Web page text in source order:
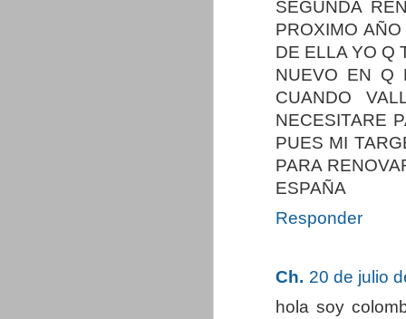
SEGUNDA
PROXIMO
DE ELLA YO Q
NUEVO EN Q
CUANDO
NECESITARE
PUES MI
PARA
ESPAÑA
Responder
Ch. 20 de julio
hola soy